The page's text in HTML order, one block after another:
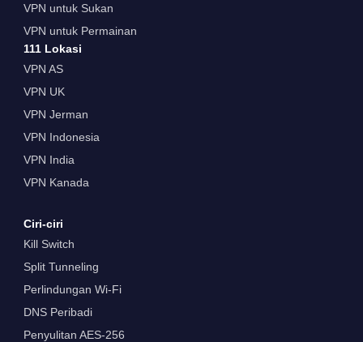
VPN untuk Sukan
VPN untuk Permainan
111 Lokasi
VPN AS
VPN UK
VPN Jerman
VPN Indonesia
VPN India
VPN Kanada
Ciri-ciri
Kill Switch
Split Tunneling
Perlindungan Wi-Fi
DNS Peribadi
Penyulitan AES-256